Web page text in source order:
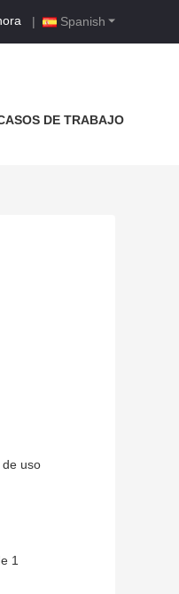
Spanish
|
DE TRABAJO
uso
1